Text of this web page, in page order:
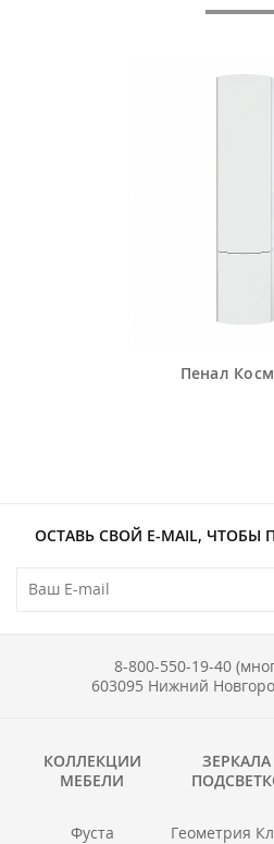
Пенал
ОСТАВЬ СВОЙ E-MAIL, ЧТОБЫ
8-800-550-19-40
603095 Нижний
КОЛЛЕКЦИИ
МЕБЕЛИ
Фуста
ЗЕРКАЛА
Геометрия